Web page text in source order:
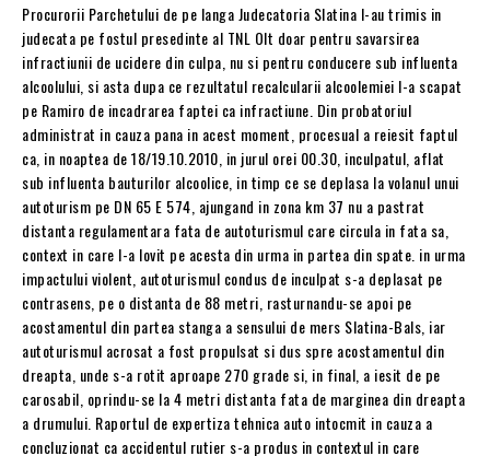
Procurorii Parchetului de pe langa Judecatoria Slatina l-au trimis in
judecata pe fostul presedinte al TNL Olt doar pentru savarsirea
infractiunii de ucidere din culpa, nu si pentru conducere sub influenta
alcoolului, si asta dupa ce rezultatul recalcularii alcoolemiei l-a scapat
pe Ramiro de incadrarea faptei ca infractiune. Din probatoriul
administrat in cauza pana in acest moment, procesual a reiesit faptul
ca, in noaptea de 18/19.10.2010, in jurul orei 00.30, inculpatul, aflat
sub influenta bauturilor alcoolice, in timp ce se deplasa la volanul unui
autoturism pe DN 65 E 574, ajungand in zona km 37 nu a pastrat
distanta regulamentara fata de autoturismul care circula in fata sa,
context in care l-a lovit pe acesta din urma in partea din spate. in urma
impactului violent, autoturismul condus de inculpat s-a deplasat pe
contrasens, pe o distanta de 88 metri, rasturnandu-se apoi pe
acostamentul din partea stanga a sensului de mers Slatina-Bals, iar
autoturismul acrosat a fost propulsat si dus spre acostamentul din
dreapta, unde s-a rotit aproape 270 grade si, in final, a iesit de pe
carosabil, oprindu-se la 4 metri distanta fata de marginea din dreapta
a drumului. Raportul de expertiza tehnica auto intocmit in cauza a
concluzionat ca accidentul rutier s-a produs in contextul in care